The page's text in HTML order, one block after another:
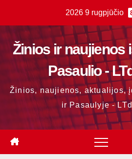
content
2026 9 rugpjūčio
Žinios ir naujienos
Pasaulio -
Žinios, naujienos, aktualijos,
ir Pasaulyje -